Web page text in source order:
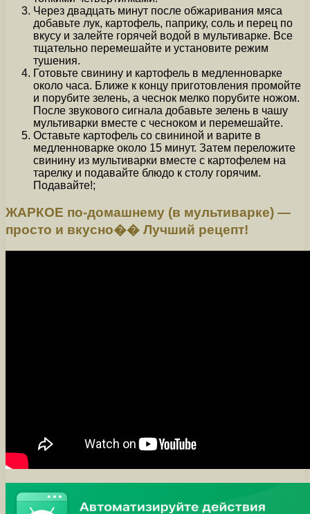
Через двадцать минут после обжаривания мяса
добавьте лук, картофель, паприку, соль и перец по
вкусу и залейте горячей водой в мультиварке. Все
тщательно перемешайте и установите режим
тушения.
Готовьте свинину и картофель в медленноварке
около часа. Ближе к концу приготовления промойте
и порубите зелень, а чеснок мелко порубите ножом.
После звукового сигнала добавьте зелень в чашу
мультиварки вместе с чесноком и перемешайте.
Оставьте картофель со свининой и варите в
медленноварке около 15 минут. Затем переложите
свинину из мультиварки вместе с картофелем на
тарелку и подавайте блюдо к столу горячим.
Подавайте!;
ЖАРКОЕ по-домашнему (в мультиварке) —
просто и вкусно�� Лучший рецепт!